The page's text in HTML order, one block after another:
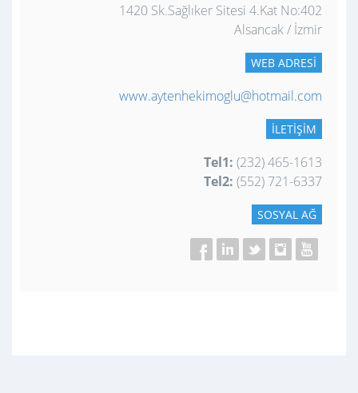
1420 Sk.Sağlıker Sitesi 4.Kat No:402
Alsancak / İzmir
WEB ADRESI
www.aytenhekimoglu@hotmail.com
İLETIŞIM
Tel1: (232) 465-1613
Tel2: (552) 721-6337
SOSYAL AĞ